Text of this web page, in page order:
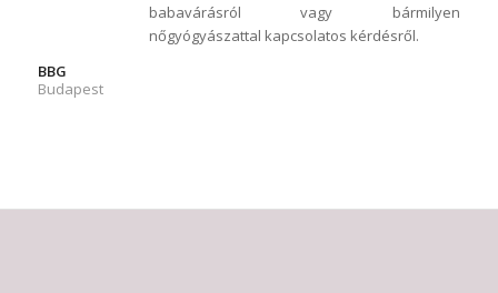
babavárásról vagy bármilyen
nőgyógyászattal kapcsolatos kérdésről.
BBG
Budapest